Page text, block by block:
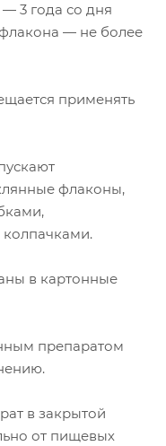
3 года со дня
— не более
применять
флаконы,
в картонные
препаратом
в закрытой
от пищевых